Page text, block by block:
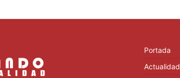
Portada
Actualidad